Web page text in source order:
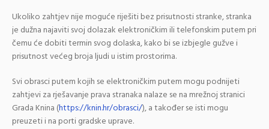
Ukoliko zahtjev nije moguće riješiti bez prisutnosti stranke, stranka
je dužna najaviti svoj dolazak elektroničkim ili telefonskim putem pri
čemu će dobiti termin svog dolaska, kako bi se izbjegle gužve i
prisutnost većeg broja ljudi u istim prostorima.
Svi obrasci putem kojih se elektroničkim putem mogu podnijeti
zahtjevi za rješavanje prava stranaka nalaze se na mrežnoj stranici
Grada Knina (https://knin.hr/obrasci/), a također se isti mogu
preuzeti i na porti gradske uprave.